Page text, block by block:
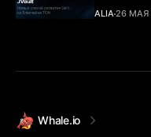
ALIA26 МАЯ
Whale.io